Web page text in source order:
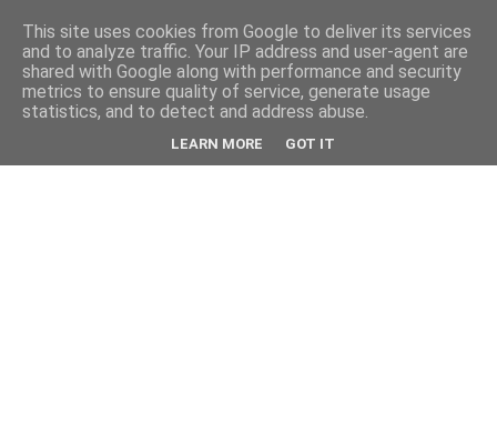
Back
Down
This site uses cookies from Google to deliver its services
and to analyze traffic. Your IP address and user-agent are
shared with Google along with performance and security
metrics to ensure quality of service, generate usage
statistics, and to detect and address abuse.
LEARN MORE GOT IT